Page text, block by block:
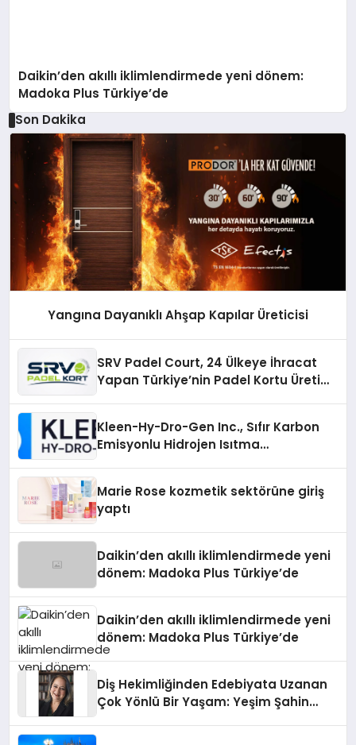
Daikin’den akıllı iklimlendirmede yeni dönem:
Madoka Plus Türkiye’de
Son Dakika
Yangına Dayanıklı Ahşap Kapılar Üreticisi
SRV Padel Court, 24 Ülkeye İhracat
Yapan Türkiye’nin Padel Kortu Üretim
Kleen-Hy-Dro-Gen Inc., Sıfır Karbon
Emisyonlu Hidrojen Isıtma
Marie Rose kozmetik sektörüne giriş
yaptı
Daikin’den akıllı iklimlendirmede yeni
dönem: Madoka Plus Türkiye’de
Daikin’den akıllı iklimlendirmede yeni
dönem: Madoka Plus Türkiye’de
Diş Hekimliğinden Edebiyata Uzanan
Çok Yönlü Bir Yaşam: Yeşim Şahin